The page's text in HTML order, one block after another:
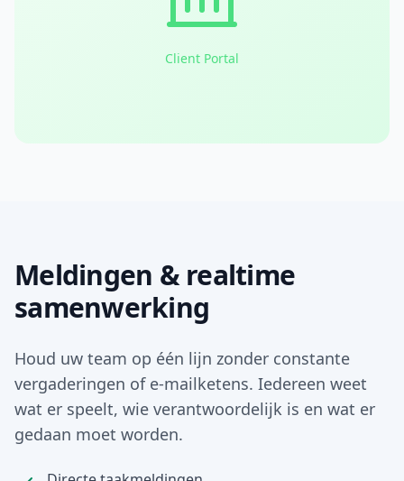
Client Portal
Meldingen & realtime
samenwerking
Houd uw team op één lijn zonder constante
vergaderingen of e-mailketens. Iedereen weet
wat er speelt, wie verantwoordelijk is en wat er
gedaan moet worden.